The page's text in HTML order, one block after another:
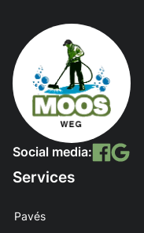
Social media:
Services
Pavés